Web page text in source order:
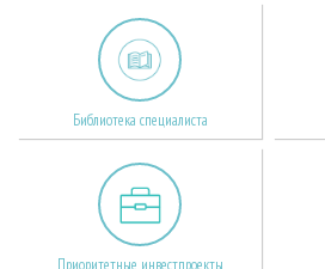
Библиотека специалиста
Приоритетные инвестпроекты